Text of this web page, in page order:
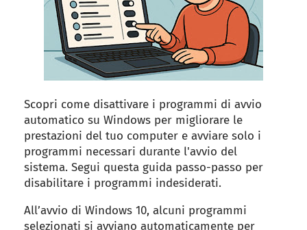
Scopri come disattivare i programmi di avvio
automatico su Windows per migliorare le
prestazioni del tuo computer e avviare solo i
programmi necessari durante l'avvio del
sistema. Segui questa guida passo-passo per
disabilitare i programmi indesiderati.
All’avvio di Windows 10, alcuni programmi
selezionati si avviano automaticamente per